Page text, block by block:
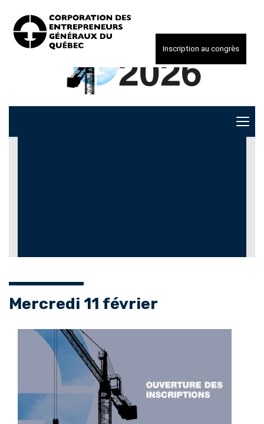
Inscription au congrès
Mercredi 11 février